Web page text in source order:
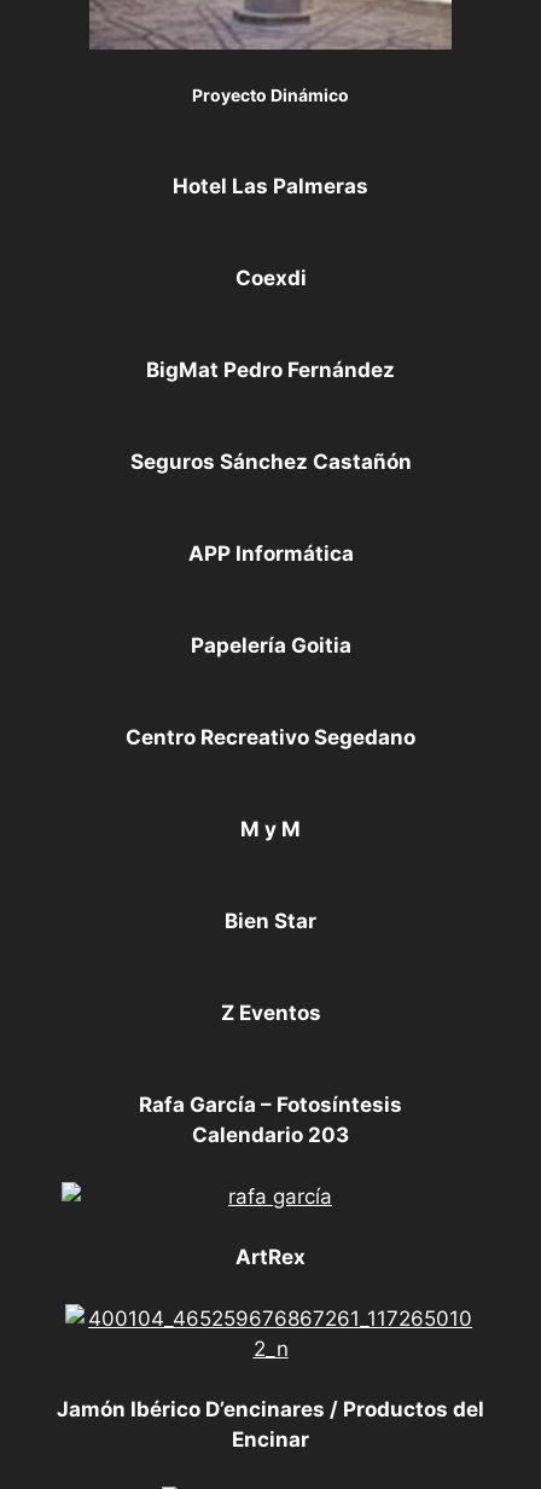
Proyecto Dinámico
Hotel Las Palmeras
Coexdi
BigMat Pedro Fernández
Seguros Sánchez Castañón
APP Informática
Papelería Goitia
Centro Recreativo Segedano
M y M
Bien Star
Z Eventos
Rafa García – Fotosíntesis
Calendario 203
ArtRex
Jamón Ibérico D’encinares / Productos del
Encinar